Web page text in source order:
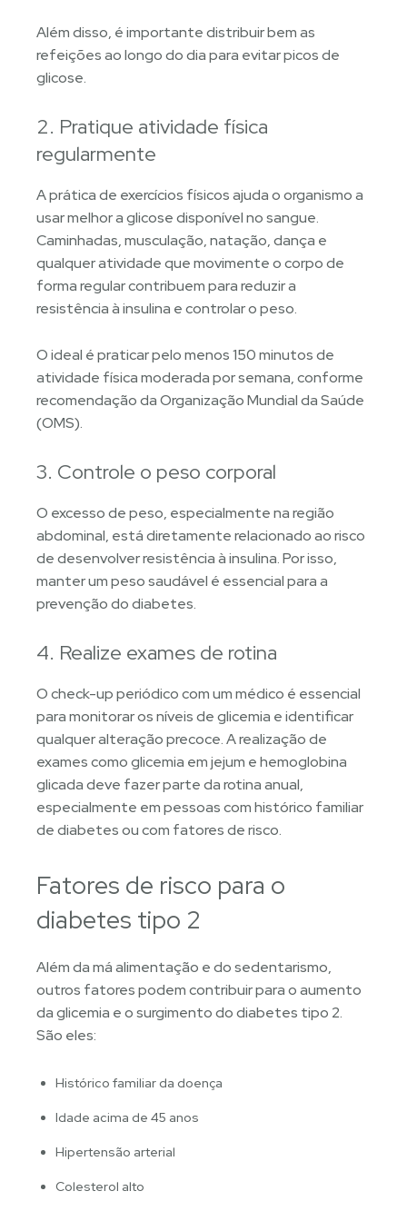
Além disso, é importante distribuir bem as
refeições ao longo do dia para evitar picos de
glicose.
2. Pratique atividade física
regularmente
A prática de exercícios físicos ajuda o organismo a
usar melhor a glicose disponível no sangue.
Caminhadas, musculação, natação, dança e
qualquer atividade que movimente o corpo de
forma regular contribuem para reduzir a
resistência à insulina e controlar o peso.
O ideal é praticar pelo menos 150 minutos de
atividade física moderada por semana, conforme
recomendação da Organização Mundial da Saúde
(OMS).
3. Controle o peso corporal
O excesso de peso, especialmente na região
abdominal, está diretamente relacionado ao risco
de desenvolver resistência à insulina. Por isso,
manter um peso saudável é essencial para a
prevenção do diabetes.
4. Realize exames de rotina
O check-up periódico com um médico é essencial
para monitorar os níveis de glicemia e identificar
qualquer alteração precoce. A realização de
exames como glicemia em jejum e hemoglobina
glicada deve fazer parte da rotina anual,
especialmente em pessoas com histórico familiar
de diabetes ou com fatores de risco.
Fatores de risco para o
diabetes tipo 2
Além da má alimentação e do sedentarismo,
outros fatores podem contribuir para o aumento
da glicemia e o surgimento do diabetes tipo 2.
São eles:
Histórico familiar da doença
Idade acima de 45 anos
Hipertensão arterial
Colesterol alto